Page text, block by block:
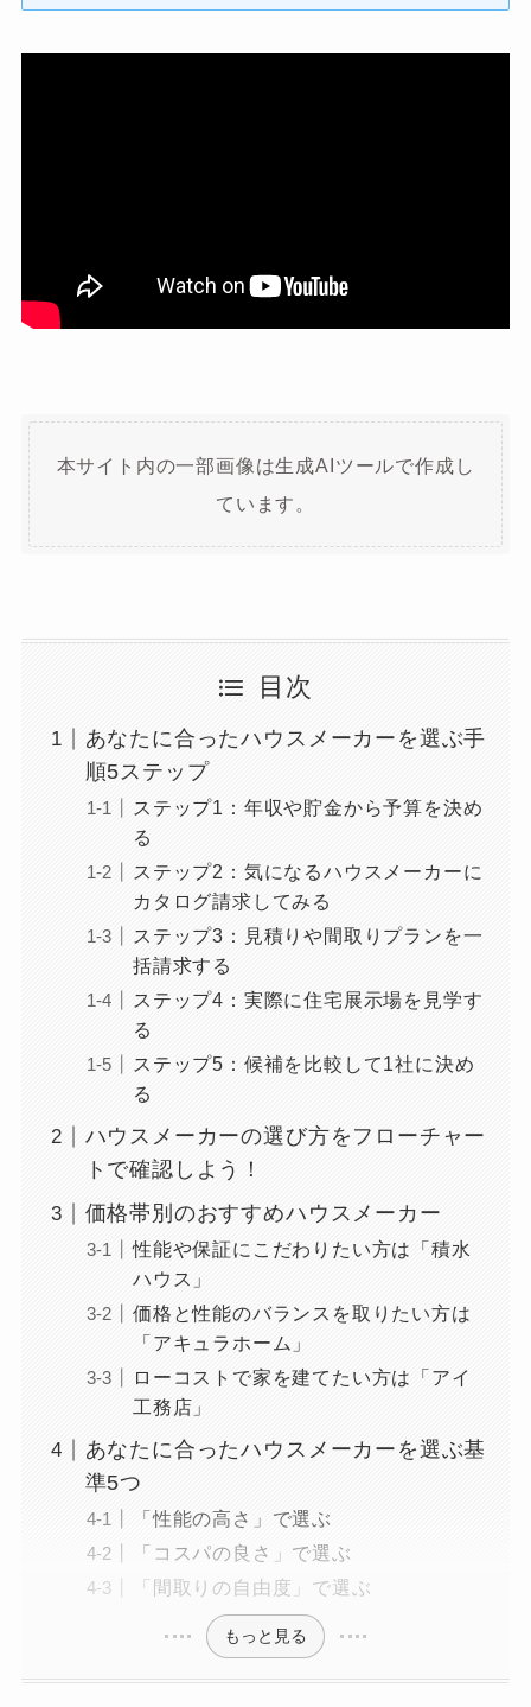
本サイト内の一部画像は生成AIツールで作成し
ています。
目次
あなたに合ったハウスメーカーを選ぶ手
順5ステップ
ステップ1：年収や貯金から予算を決め
る
ステップ2：気になるハウスメーカーに
カタログ請求してみる
ステップ3：見積りや間取りプランを一
括請求する
ステップ4：実際に住宅展示場を見学す
る
ステップ5：候補を比較して1社に決め
る
ハウスメーカーの選び方をフローチャー
トで確認しよう！
価格帯別のおすすめハウスメーカー
性能や保証にこだわりたい方は「積水
ハウス」
価格と性能のバランスを取りたい方は
「アキュラホーム」
ローコストで家を建てたい方は「アイ
工務店」
あなたに合ったハウスメーカーを選ぶ基
準5つ
「性能の高さ」で選ぶ
「コスパの良さ」で選ぶ
「間取りの自由度」で選ぶ
もっと見る